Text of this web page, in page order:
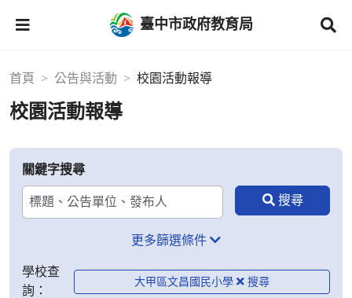
臺中市政府教育局
首頁 公告與活動 校園活動報導
校園活動報導
關鍵字搜尋
更多篩選條件
學校查
詢：
大甲區文昌國民小學